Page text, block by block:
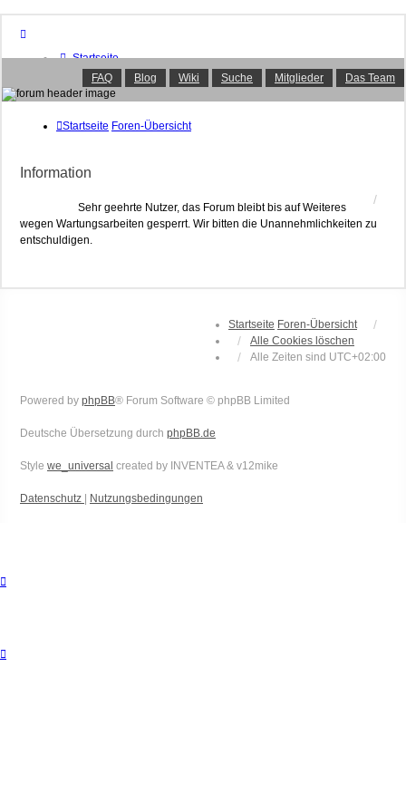
Startseite
Foren-Übersicht
FAQ
Suche
Aktive Themen
Das Team
FAQ Blog Wiki Suche Mitglieder Das Team
Startseite Foren-Übersicht
Information
Sehr geehrte Nutzer, das Forum bleibt bis auf Weiteres
wegen Wartungsarbeiten gesperrt. Wir bitten die Unannehmlichkeiten zu
entschuldigen.
Startseite Foren-Übersicht
Alle Cookies löschen
Alle Zeiten sind UTC+02:00
Powered by phpBB® Forum Software © phpBB Limited
Deutsche Übersetzung durch phpBB.de
Style we_universal created by INVENTEA & v12mike
Datenschutz Nutzungsbedingungen